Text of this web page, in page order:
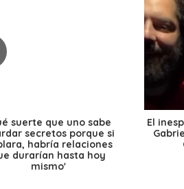
suerte que uno sabe
secretos porque si
habría relaciones
durarían hasta hoy
mismo'
El